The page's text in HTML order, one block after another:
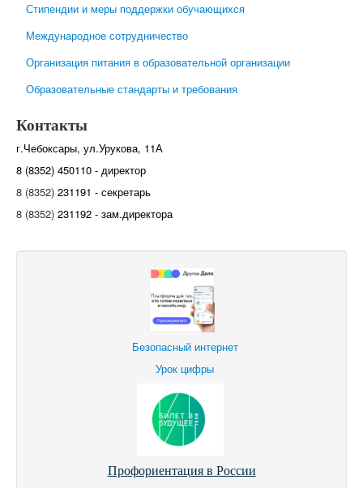
Стипендии и меры поддержки обучающихся
Международное сотрудничество
Организация питания в образовательной организации
Образовательные стандарты и требования
Контакты
г.Чебоксары, ул.Урукова, 11А
8 (8352) 450110 - директор
8 (8352) 231191 - секретарь
8 (8352) 231192 - зам.директора
Безопасный интернет
Урок цифры
Профориентация в России